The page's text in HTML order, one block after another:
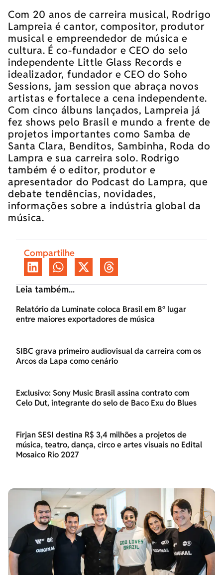
Com 20 anos de carreira musical, Rodrigo
Lampreia é cantor, compositor, produtor
musical e empreendedor de música e
cultura. É co-fundador e CEO do selo
independente Little Glass Records e
idealizador, fundador e CEO do Soho
Sessions, jam session que abraça novos
artistas e fortalece a cena independente.
Com cinco álbuns lançados, Lampreia já
fez shows pelo Brasil e mundo a frente de
projetos importantes como Samba de
Santa Clara, Benditos, Sambinha, Roda do
Lampra e sua carreira solo. Rodrigo
também é o editor, produtor e
apresentador do Podcast do Lampra, que
debate tendências, novidades,
informações sobre a indústria global da
música.
Compartilhe
Leia também...
Relatório da Luminate coloca Brasil em 8º lugar
entre maiores exportadores de música
SIBC grava primeiro audiovisual da carreira com os
Arcos da Lapa como cenário
Exclusivo: Sony Music Brasil assina contrato com
Celo Dut, integrante do selo de Baco Exu do Blues
Firjan SESI destina R$ 3,4 milhões a projetos de
música, teatro, dança, circo e artes visuais no Edital
Mosaico Rio 2027